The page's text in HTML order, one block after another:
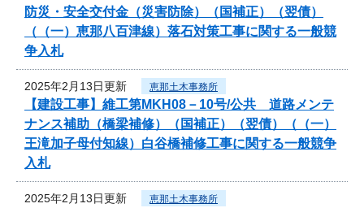
防災・安全交付金（災害防除）（国補正）（翌債）
（（一）恵那八百津線）落石対策工事に関する一般競
争入札
2025年2月13日更新 恵那土木事務所
【建設工事】維工第MKH08－10号/公共 道路メンテ
ナンス補助（橋梁補修）（国補正）（翌債）（（一）
王滝加子母付知線）白谷橋補修工事に関する一般競争
入札
2025年2月13日更新 恵那土木事務所